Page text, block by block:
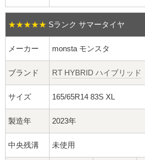
貫通ナット
ロング袋ナット
ショート袋ナット
スチール鉄ホイール
持ち込み交換工賃
★★★★★ Sランク サマータイヤ
メーカー monsta モンスタ
ブランド RT HYBRID ハイブリッド
サイズ 165/65R14 83S XL
製造年 2023年
中央残溝 未使用